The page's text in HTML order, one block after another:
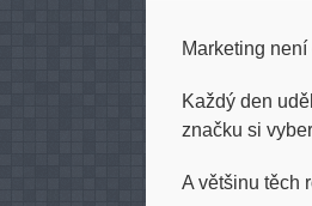
Marketing
Každý den
značku si
A většinu těch